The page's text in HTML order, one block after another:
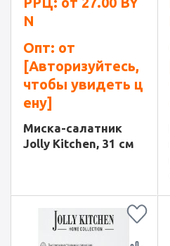
N
Опт: от
[Авторизуйтесь,
чтобы увидеть ц
ену]
Миска-салатник
Jolly Kitchen, 31 см